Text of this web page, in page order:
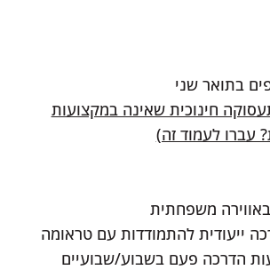
בתואר שני
חינוכית שאינה במקצועות
עברו לעמוד זה)
משפחתית
ייעודית להתמודדות עם טראומה
הדרכה פעם בשבוע/שבועיים